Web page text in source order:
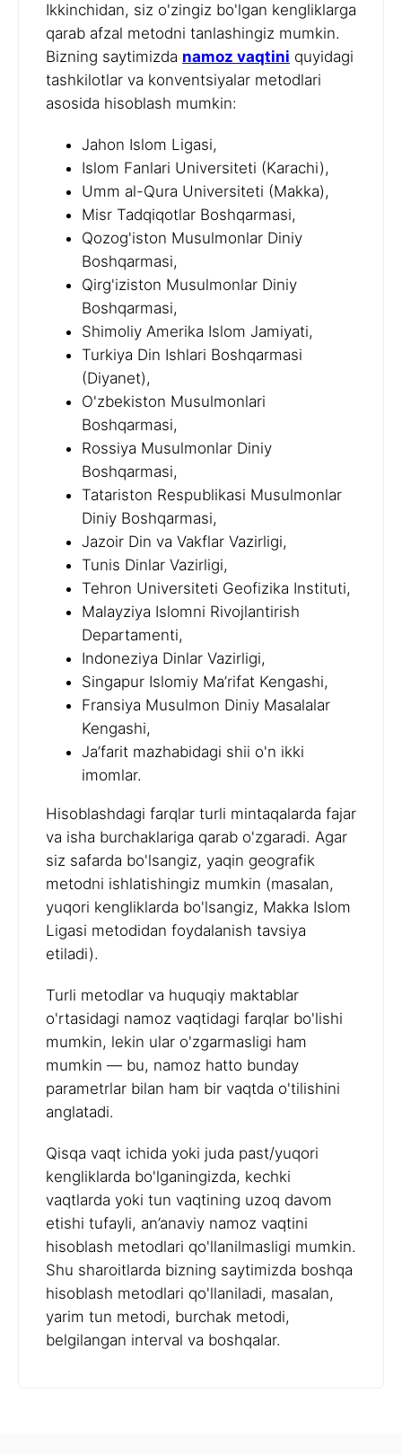
Ikkinchidan, siz o'zingiz bo'lgan kengliklarga
qarab afzal metodni tanlashingiz mumkin.
Bizning saytimizda namoz vaqtini quyidagi
tashkilotlar va konventsiyalar metodlari
asosida hisoblash mumkin:
Jahon Islom Ligasi,
Islom Fanlari Universiteti (Karachi),
Umm al-Qura Universiteti (Makka),
Misr Tadqiqotlar Boshqarmasi,
Qozog'iston Musulmonlar Diniy
Boshqarmasi,
Qirg'iziston Musulmonlar Diniy
Boshqarmasi,
Shimoliy Amerika Islom Jamiyati,
Turkiya Din Ishlari Boshqarmasi
(Diyanet),
O'zbekiston Musulmonlari
Boshqarmasi,
Rossiya Musulmonlar Diniy
Boshqarmasi,
Tatariston Respublikasi Musulmonlar
Diniy Boshqarmasi,
Jazoir Din va Vakflar Vazirligi,
Tunis Dinlar Vazirligi,
Tehron Universiteti Geofizika Instituti,
Malayziya Islomni Rivojlantirish
Departamenti,
Indoneziya Dinlar Vazirligi,
Singapur Islomiy Ma’rifat Kengashi,
Fransiya Musulmon Diniy Masalalar
Kengashi,
Ja’farit mazhabidagi shii o'n ikki
imomlar.
Hisoblashdagi farqlar turli mintaqalarda fajar
va isha burchaklariga qarab o'zgaradi. Agar
siz safarda bo'lsangiz, yaqin geografik
metodni ishlatishingiz mumkin (masalan,
yuqori kengliklarda bo'lsangiz, Makka Islom
Ligasi metodidan foydalanish tavsiya
etiladi).
Turli metodlar va huquqiy maktablar
o'rtasidagi namoz vaqtidagi farqlar bo'lishi
mumkin, lekin ular o'zgarmasligi ham
mumkin — bu, namoz hatto bunday
parametrlar bilan ham bir vaqtda o'tilishini
anglatadi.
Qisqa vaqt ichida yoki juda past/yuqori
kengliklarda bo'lganingizda, kechki
vaqtlarda yoki tun vaqtining uzoq davom
etishi tufayli, an’anaviy namoz vaqtini
hisoblash metodlari qo'llanilmasligi mumkin.
Shu sharoitlarda bizning saytimizda boshqa
hisoblash metodlari qo'llaniladi, masalan,
yarim tun metodi, burchak metodi,
belgilangan interval va boshqalar.